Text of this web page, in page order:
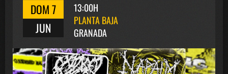
DOM 7
JUN
13:00H
PLANTA BAJA
GRANADA